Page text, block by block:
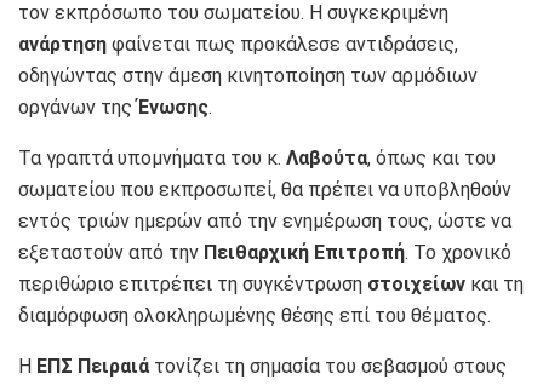
τον εκπρόσωπο του σωματείου. Η συγκεκριμένη
ανάρτηση φαίνεται πως προκάλεσε αντιδράσεις,
οδηγώντας στην άμεση κινητοποίηση των αρμόδιων
οργάνων τηςΈνωσης.
Τα γραπτά υπομνήματα του κ. Λαβούτα, όπως και του
σωματείου που εκπροσωπεί, θα πρέπει να υποβληθούν
εντός τριών ημερών από την ενημέρωση τους, ώστε να
εξεταστούν από την Πειθαρχική Επιτροπή. Το χρονικό
περιθώριο επιτρέπει τη συγκέντρωση στοιχείων και τη
διαμόρφωση ολοκληρωμένης θέσης επί του θέματος.
Η ΕΠΣ Πειραιά τονίζει τη σημασία του σεβασμού στους